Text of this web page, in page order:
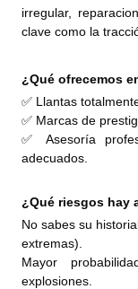
irregular,
clave como la
¿Qué ofrecemos
✅ Llantas
✅ Marcas de
✅ Asesoría
adecuados.
¿Qué riesgos hay
No sabes su
extremas).
Mayor
explosiones.